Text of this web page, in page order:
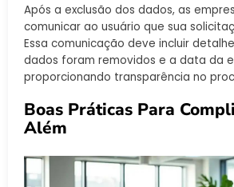
Após a exclusão dos dados, as
comunicar ao usuário que sua
Essa comunicação deve incluir
dados foram removidos e a data da
proporcionando transparência no
Boas Práticas Para
Além